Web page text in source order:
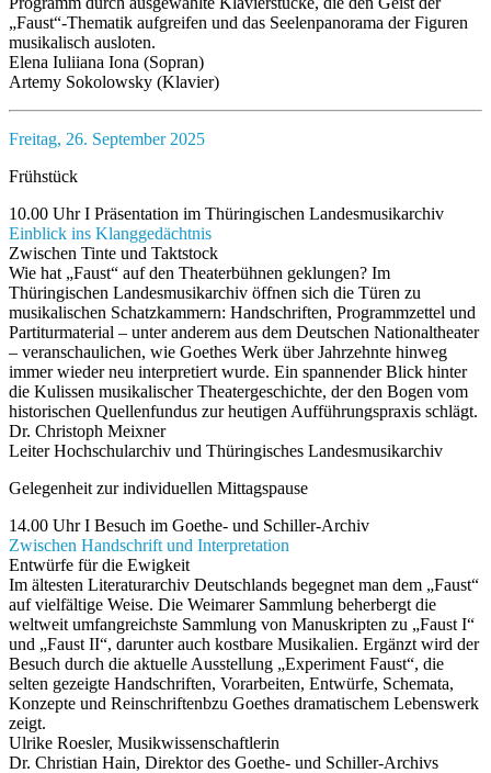
„Faust“-Thematik aufgreifen und das Seelenpanorama der Figuren
musikalisch ausloten.
Elena Iuliiana Iona (Sopran)
Artemy Sokolowsky (Klavier)
Freitag, 26. September 2025
Frühstück
10.00 Uhr I Präsentation im Thüringischen Landesmusikarchiv
Einblick ins Klanggedächtnis
Zwischen Tinte und Taktstock
Wie hat „Faust“ auf den Theaterbühnen geklungen? Im
Thüringischen Landesmusikarchiv öffnen sich die Türen zu
musikalischen Schatzkammern: Handschriften, Programmzettel und
Partiturmaterial – unter anderem aus dem Deutschen Nationaltheater
– veranschaulichen, wie Goethes Werk über Jahrzehnte hinweg
immer wieder neu interpretiert wurde. Ein spannender Blick hinter
die Kulissen musikalischer Theatergeschichte, der den Bogen vom
historischen Quellenfundus zur heutigen Aufführungspraxis schlägt.
Dr. Christoph Meixner
Leiter Hochschularchiv und Thüringisches Landesmusikarchiv
Gelegenheit zur individuellen Mittagspause
14.00 Uhr I Besuch im Goethe- und Schiller-Archiv
Zwischen Handschrift und Interpretation
Entwürfe für die Ewigkeit
Im ältesten Literaturarchiv Deutschlands begegnet man dem „Faust“
auf vielfältige Weise. Die Weimarer Sammlung beherbergt die
weltweit umfangreichste Sammlung von Manuskripten zu „Faust I“
und „Faust II“, darunter auch kostbare Musikalien. Ergänzt wird der
Besuch durch die aktuelle Ausstellung „Experiment Faust“, die
selten gezeigte Handschriften, Vorarbeiten, Entwürfe, Schemata,
Konzepte und Reinschriftenbzu Goethes dramatischem Lebenswerk
zeigt.
Ulrike Roesler, Musikwissenschaftlerin
Dr. Christian Hain, Direktor des Goethe- und Schiller-Archivs